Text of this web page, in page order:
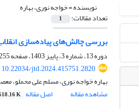
نویسنده =خواجه نوری، بهاره
تعداد مقالات: 1
بررسی چالش‌های پیاده‌سازی
دوره 13، شماره 3، پاییز 1403، صفحه
270
10.22034/jtd.2024.415751.2820
بهاره خواجه نوری، مسلم علی محملو،
مشاهده مقاله
اصل مقاله K